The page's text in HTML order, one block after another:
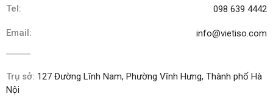
Tel: 098 639 4442
Email: info@vietiso.com
Trụ sở: 127 Đường Lĩnh Nam, Phường Vĩnh Hưng, Thành phố Hà
Nội